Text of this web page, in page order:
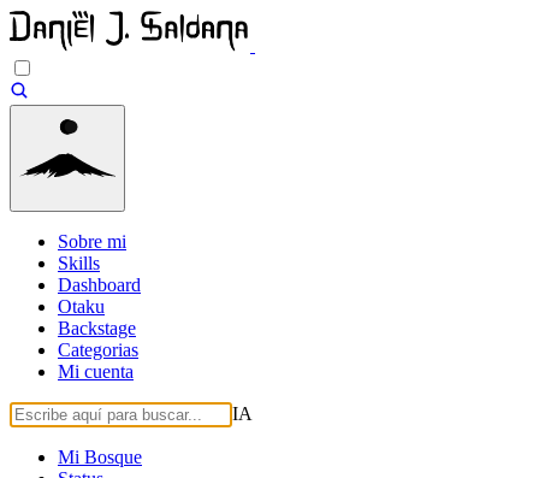
Sobre mi
Skills
Dashboard
Otaku
Backstage
Categorias
Mi cuenta
IA
Mi Bosque